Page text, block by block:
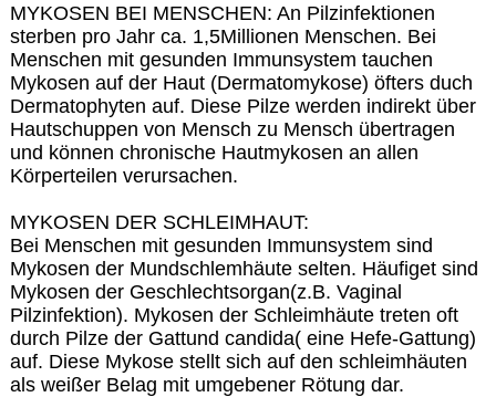
MYKOSEN BEI MENSCHEN: An Pilzinfektionen
sterben pro Jahr ca. 1,5Millionen Menschen. Bei
Menschen mit gesunden Immunsystem tauchen
Mykosen auf der Haut (Dermatomykose) öfters duch
Dermatophyten auf. Diese Pilze werden indirekt über
Hautschuppen von Mensch zu Mensch übertragen
und können chronische Hautmykosen an allen
Körperteilen verursachen.
MYKOSEN DER SCHLEIMHAUT:
Bei Menschen mit gesunden Immunsystem sind
Mykosen der Mundschlemhäute selten. Häufiget sind
Mykosen der Geschlechtsorgan(z.B. Vaginal
Pilzinfektion). Mykosen der Schleimhäute treten oft
durch Pilze der Gattund candida( eine Hefe-Gattung)
auf. Diese Mykose stellt sich auf den schleimhäuten
als weißer Belag mit umgebener Rötung dar.